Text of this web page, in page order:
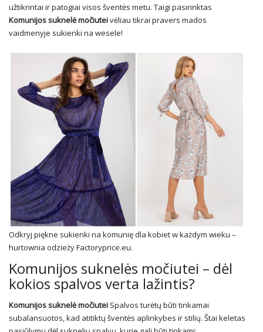
užtikrintai ir patogiai visos šventės metu. Taigi pasirinktas
Komunijos suknelė močiuteivėliau tikrai pravers mados
vaidmenyje sukienki na wesele!
Odkryj piękne sukienki na komunię dla kobiet w każdym wieku –
hurtownia odzieży Factoryprice.eu.
Komunijos suknelės močiutei – dėl
kokios spalvos verta lažintis?
Komunijos suknelė močiutei Spalvos turėtų būti tinkamai
subalansuotos, kad atitiktų šventės aplinkybes ir stilių. Štai keletas